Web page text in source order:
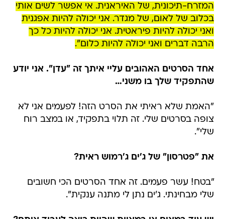
המזרח-תיכונית, של האיראנית. אי אפשר לשים אותי
בכלוב של לאום, של מגדר. אני יכולה להיות אפגנית
ואני יכולה להיות פיראטית. אני יכולה להיות כל כך
הרבה דברים ואני יכולה להיות כלום".
אחד הסרטים האהובים עליי איתך זה "עדן". אני יודע
שהתפקיד שלך בו משני…
"האמת שלא ראיתי את הסרט הזה! לפעמים אני לא
צופה בסרטים שלי. זה תלוי בתפקיד, או במצב רוח
שלי".
את "פטרסון" של ג'ים ג'רמוש ראית?
"בטח! עשר פעמים. זה אחד הסרטים הכי חשובים
שלי מבחינתי. ג'ים נתן לי מתנה ענקית".